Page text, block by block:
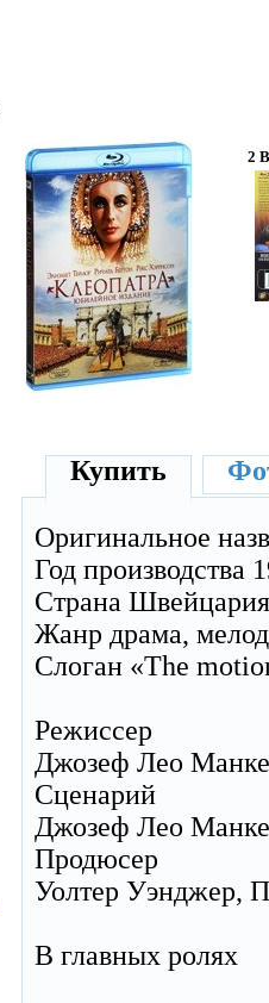
2
Купить
Оригинальное
Год производства
Страна
Жанр драма,
Слоган «The
Режиссер
Джозеф Лео
Сценарий
Джозеф Лео
Продюсер
Уолтер Уэнджер,
В главных ролях